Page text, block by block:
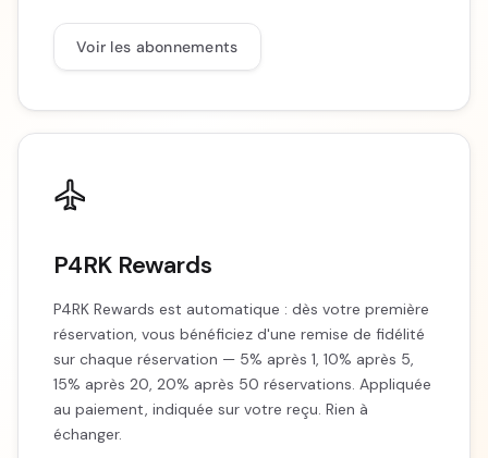
Voir les abonnements
P4RK Rewards
P4RK Rewards est automatique : dès votre première
réservation, vous bénéficiez d'une remise de fidélité
sur chaque réservation — 5% après 1, 10% après 5,
15% après 20, 20% après 50 réservations. Appliquée
au paiement, indiquée sur votre reçu. Rien à
échanger.